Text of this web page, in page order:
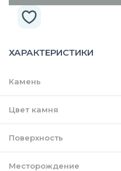
ХАРАКТЕРИСТИКИ
Камень
Цвет камня
Поверхность
Месторождение